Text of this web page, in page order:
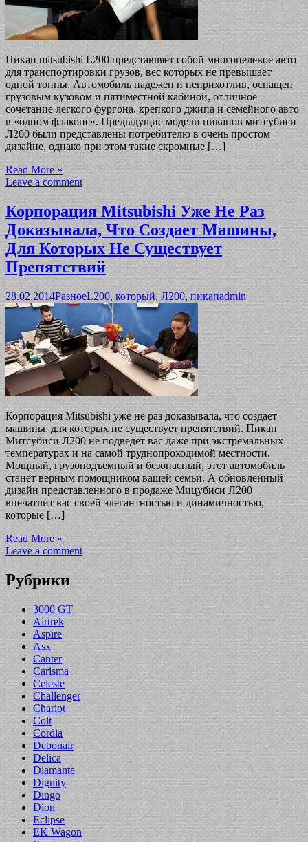
Пикап mitsubishi L200 представляет собой многоцелевое авто
для транспортировки грузов, вес которых не превышает
одной тонны. Автомобиль надежен и неприхотлив, оснащен
грузовым кузовом и пятиместной кабиной, отличное
сочетание легкого фургона, крепкого джипа и семейного авто
в «одном флаконе». Предыдущие модели пикапов митсубиси
Л200 были представлены потребителю в очень простом
дизайне, однако при этом такие скромные […]
Read More »
Leave a comment
Корпорация Mitsubishi Уже Не Раз
Доказывала, Что Создает Машины,
Для Которых Не Существует
Препятствий
28.02.2014РазноеL200,который, Л200,пикапadmin
Корпорация Mitsubishi уже не раз доказывала, что создает
машины, для которых не существует препятствий. Пикап
Митсубиси Л200 не подведет вас даже при экстремальных
температурах и на самой труднопроходимой местности.
Мощный, грузоподъемный и безопасный, этот автомобиль
станет верным помощником вашей семьи. А обновленный
дизайн представленного в продаже Мицубиси Л200
впечатлит вас своей элегантностью и динамичностью,
которые […]
Read More »
Leave a comment
Рубрики
3000 GT
Airtrek
Aspire
Asx
Canter
Carisma
Celeste
Challenger
Chariot
Colt
Cordia
Debonair
Delica
Diamante
Dignity
Dingo
Dion
Eclipse
EK Wagon